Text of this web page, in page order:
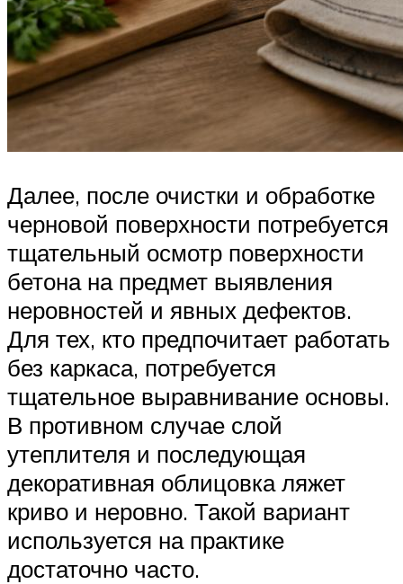
Далее, после очистки и обработке
черновой поверхности потребуется
тщательный осмотр поверхности
бетона на предмет выявления
неровностей и явных дефектов.
Для тех, кто предпочитает работать
без каркаса, потребуется
тщательное выравнивание основы.
В противном случае слой
утеплителя и последующая
декоративная облицовка ляжет
криво и неровно. Такой вариант
используется на практике
достаточно часто.